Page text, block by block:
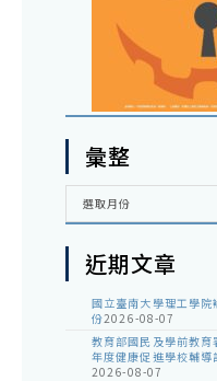
彙整
彙
選取月份
近期文章
國立臺南大學理工學
份2026-08-07
教育部國民及學前教
年度健康促進學校輔
2026-08-07